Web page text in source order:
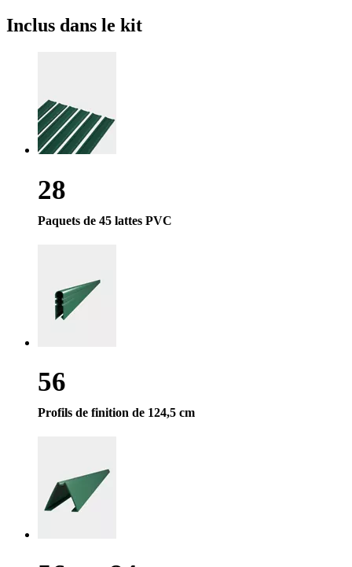
Inclus dans le kit
28
Paquets de 45 lattes PVC
56
Profils de finition de 124,5 cm